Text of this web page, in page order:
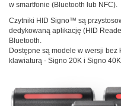
w smartfonie (Bluetooth lub NFC).
Czytniki HID Signo™ są
dedykowaną aplikację (HID
Bluetooth.
Dostępne są modele w wersji
klawiaturą - Signo 20K i Signo